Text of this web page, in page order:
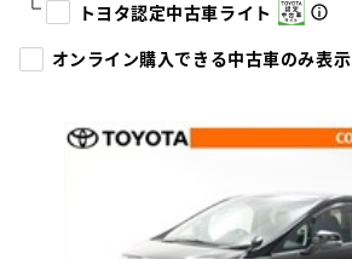
トヨタ認定中古車ライト
オンライン購入できる中古車のみ表示